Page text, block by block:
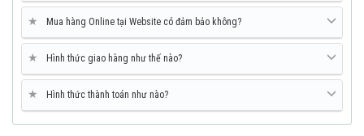
★ Mua hàng Online tại Website có đảm bảo không?
★ Hình thức giao hàng như thế nào?
★ Hình thức thành toán như nào?